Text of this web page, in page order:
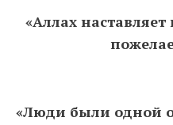
«Аллах
«Люди были одной